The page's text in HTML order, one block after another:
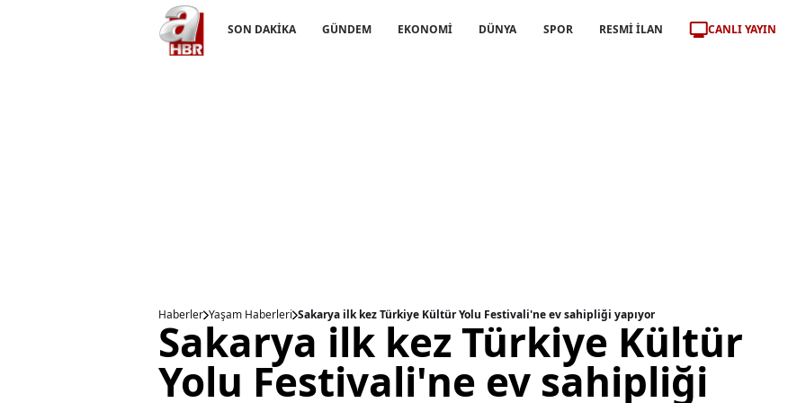
SON DAKİKA GÜNDEM EKONOMİ DÜNYA SPOR RESMİ İLAN CANLI YAYIN
Haberler Yaşam Haberleri Sakarya ilk kez Türkiye Kültür Yolu Festivali'ne ev sahipliği yapıyor
Sakarya ilk kez Türkiye Kültür
Yolu Festivali'ne ev sahipliği